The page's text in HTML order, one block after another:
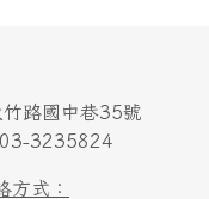
路國中巷35號
3235824
方式：